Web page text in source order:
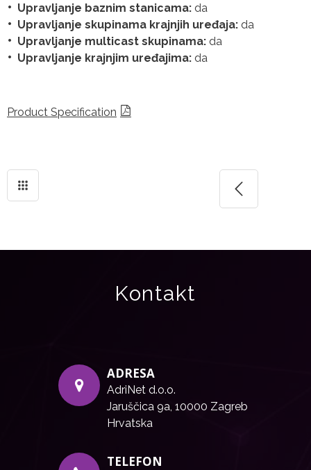
Upravljanje baznim stanicama: da
Upravljanje skupinama krajnjih uređaja: da
Upravljanje multicast skupinama: da
Upravljanje krajnjim uređajima: da
Product Specification
Kontakt
ADRESA
AdriNet d.o.o.
Jaruščica 9a, 10000 Zagreb
Hrvatska
TELEFON